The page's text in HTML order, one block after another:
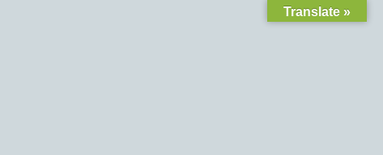
Translate »